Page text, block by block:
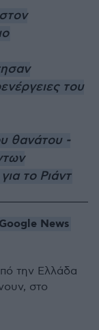
του
θανάτου -
το Ριάντ
News
την Ελλάδα
στο